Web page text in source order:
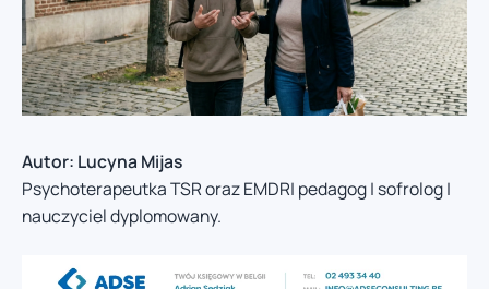
Autor: Lucyna Mijas
Psychoterapeutka TSR oraz EMDR| pedagog | sofrolog |
nauczyciel dyplomowany.